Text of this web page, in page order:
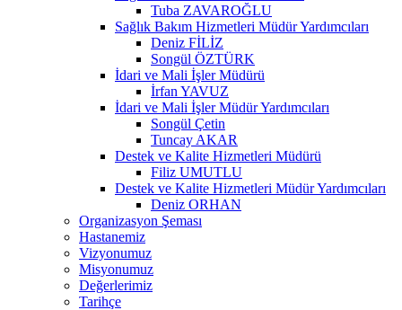
Tuba ZAVAROĞLU
Sağlık Bakım Hizmetleri Müdür Yardımcıları
Deniz FİLİZ
Songül ÖZTÜRK
İdari ve Mali İşler Müdürü
İrfan YAVUZ
İdari ve Mali İşler Müdür Yardımcıları
Songül Çetin
Tuncay AKAR
Destek ve Kalite Hizmetleri Müdürü
Filiz UMUTLU
Destek ve Kalite Hizmetleri Müdür Yardımcıları
Deniz ORHAN
Organizasyon Şeması
Hastanemiz
Vizyonumuz
Misyonumuz
Değerlerimiz
Tarihçe